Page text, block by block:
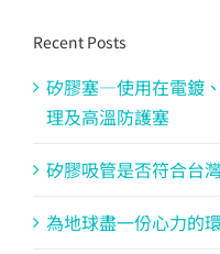
Recent Posts
矽膠塞—使用在電鍍
理及高溫防護塞
矽膠吸管是否符合台
為地球盡一份心力的